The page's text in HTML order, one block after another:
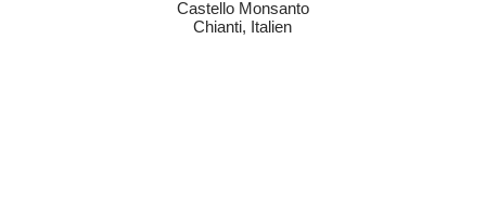
Castello Monsanto
Chianti, Italien